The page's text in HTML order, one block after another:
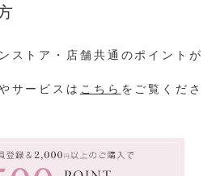
ストア・店舗共通のポイントが
サービスは こちら をご覧くださ